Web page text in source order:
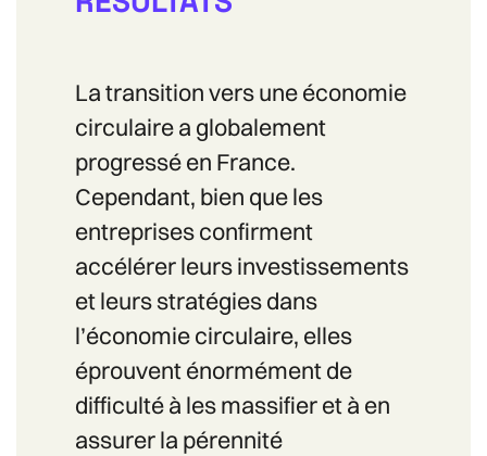
La transition vers une économie
circulaire a globalement
progressé en France.
Cependant, bien que les
entreprises confirment
accélérer leurs investissements
et leurs stratégies dans
l’économie circulaire, elles
éprouvent énormément de
difficulté à les massifier et à en
assurer la pérennité